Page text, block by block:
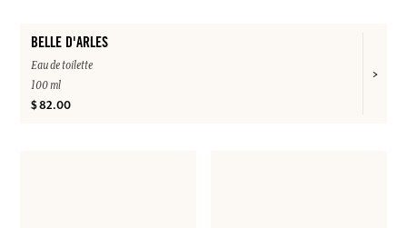
BELLE D'ARLES
Eau de toilette
100 ml
$ 82.00